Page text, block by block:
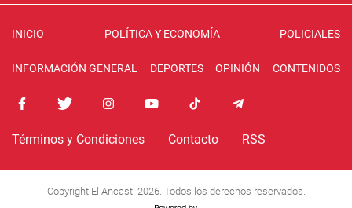
INICIO POLÍTICA Y ECONOMÍA POLICIALES
INFORMACIÓN GENERAL DEPORTES OPINIÓN CONTENIDOS
Términos y Condiciones Contacto RSS
Copyright El Ancasti 2026. Todos los derechos reservados.